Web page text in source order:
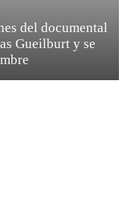
del documental
Gueilburt y se